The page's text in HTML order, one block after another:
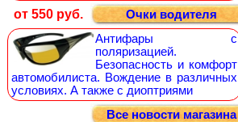
от 550 руб.
Очки водителя
Антифары с
поляризацией.
Безопасность и комфорт
автомобилиста. Вождение в различных
условиях. А также с диоптриями
Все новости магазина